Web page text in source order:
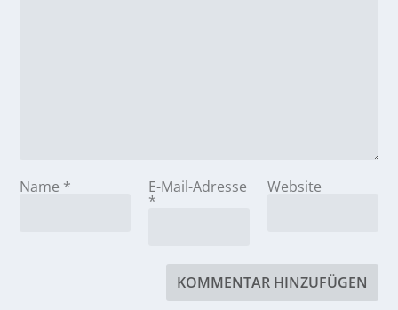
Name * E-Mail-Adresse
*
Website